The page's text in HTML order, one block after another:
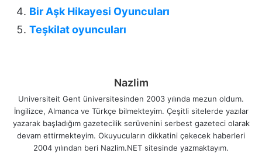
Bir Aşk Hikayesi Oyuncuları
Teşkilat oyuncuları
Nazlim
Universiteit Gent üniversitesinden 2003 yılında mezun oldum.
İngilizce, Almanca ve Türkçe bilmekteyim. Çeşitli sitelerde yazılar
yazarak başladığım gazetecilik serüvenini serbest gazeteci olarak
devam ettirmekteyim. Okuyucuların dikkatini çekecek haberleri
2004 yılından beri Nazlim.NET sitesinde yazmaktayım.